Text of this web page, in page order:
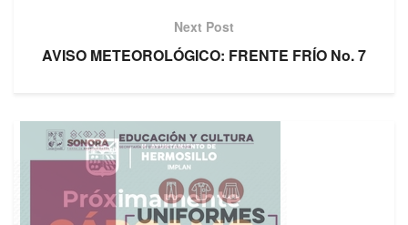
Next Post
AVISO METEOROLÓGICO: FRENTE FRÍO No. 7